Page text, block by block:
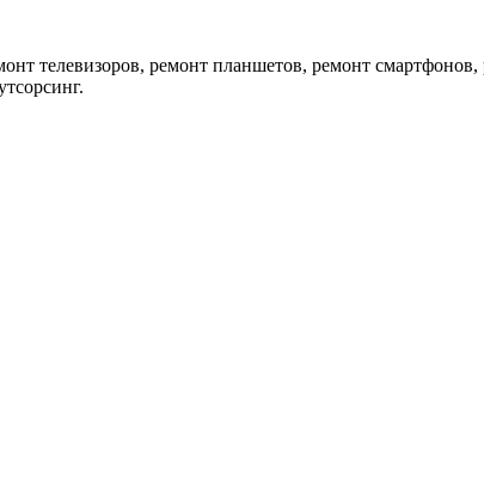
телевизоров, ремонт планшетов, ремонт